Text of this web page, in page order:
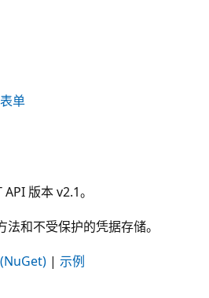
单
版本 v2.1。
和不受保护的凭据存储。
| 示例